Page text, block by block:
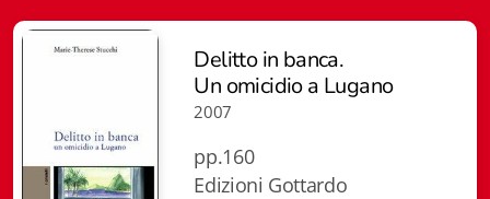
Delitto in banca.
Un omicidio a Lugano
2007
pp.160
Edizioni Gottardo
Giampiero Casagrande editore